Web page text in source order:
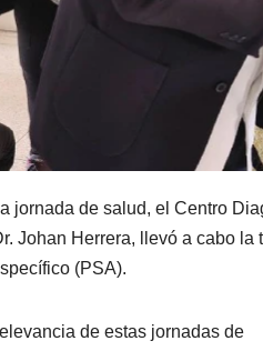
jornada de salud, el Centro
Johan Herrera, llevó a cabo
(PSA).
de estas jornadas de